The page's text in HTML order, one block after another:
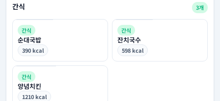
간식 3개
간식
순대국밥
390 kcal
간식
잔치국수
598 kcal
간식
양념치킨
1210 kcal